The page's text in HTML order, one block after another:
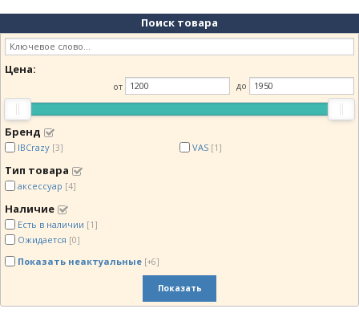
Поиск товара
Цена:
от до
Бренд
IBCrazy [3] VAS [1]
Тип товара
аксессуар [4]
Наличие
Есть в наличии [1]
Ожидается [0]
Показать неактуальные [+6]
Показать